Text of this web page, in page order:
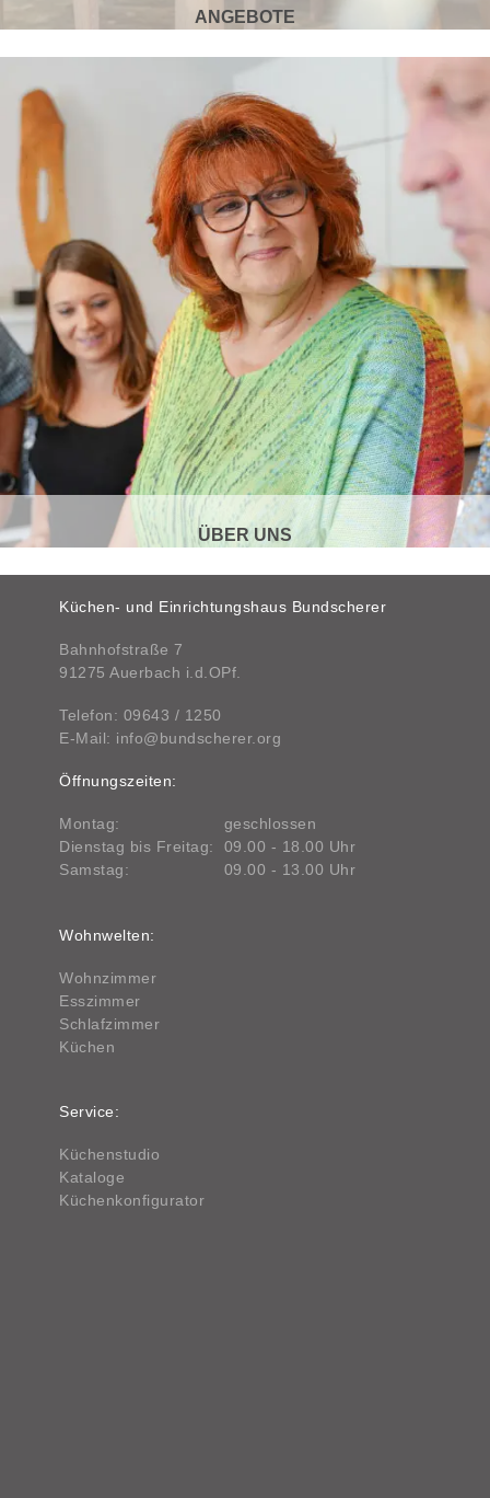
ANGEBOTE
ÜBER UNS
Küchen- und Einrichtungshaus Bundscherer
Bahnhofstraße 7
91275 Auerbach i.d.OPf.
Telefon: 09643 / 1250
E-Mail: info@bundscherer.org
Öffnungszeiten:
Montag:
Dienstag bis Freitag:
Samstag:
geschlossen
09.00 - 18.00 Uhr
09.00 - 13.00 Uhr
Wohnwelten:
Wohnzimmer
Esszimmer
Schlafzimmer
Küchen
Service:
Küchenstudio
Kataloge
Küchenkonfigurator